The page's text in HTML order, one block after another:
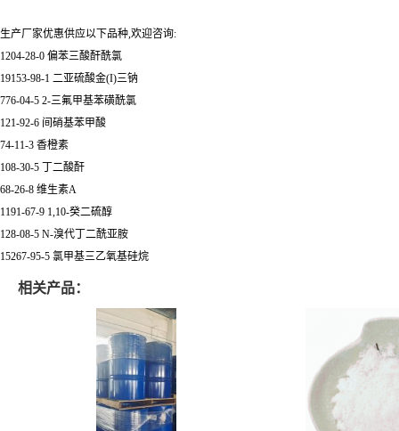
生产厂家优惠供应以下品种,欢迎咨询:
1204-28-0 偏苯三酸酐酰氯
19153-98-1 二亚硫酸金(I)三钠
776-04-5 2-三氟甲基苯磺酰氯
121-92-6 间硝基苯甲酸
74-11-3 香橙素
108-30-5 丁二酸酐
68-26-8 维生素A
1191-67-9 1,10-癸二硫醇
128-08-5 N-溴代丁二酰亚胺
15267-95-5 氯甲基三乙氧基硅烷
相关产品：